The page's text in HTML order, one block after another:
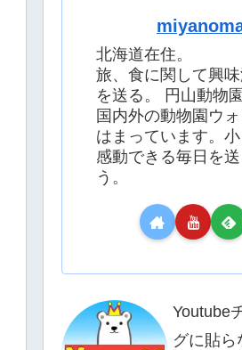
北海道在住。
旅、食に関して興
を送る。 円山動物
国内外の動物園ウ
はまっています。
感動できる毎日を
う。
Youtube
グに貼ら